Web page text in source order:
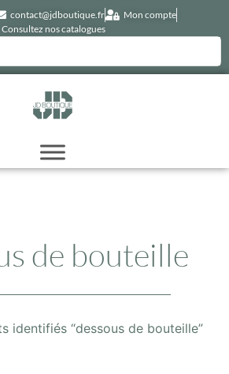
contact@jdboutique.fr
Mon compte
Consultez nos catalogues
de bouteille
identifiés “dessous de bouteille”